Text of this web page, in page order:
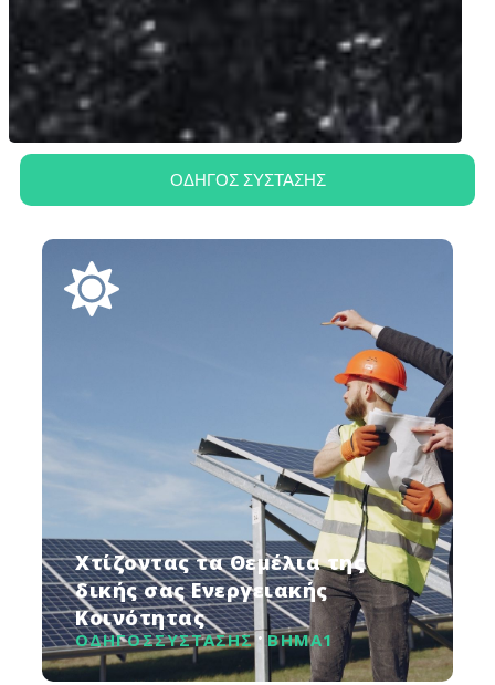
ΟΔΗΓΟΣ ΣΥΣΤΑΣΗΣ
Χτίζοντας τα Θεμέλια της
δικής σας Ενεργειακής
Κοινότητας
ΟΔΗΓΟΣΣΥΣΤΑΣΗΣ ΒΗΜΑ1